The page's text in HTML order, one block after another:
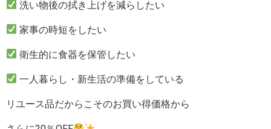
洗い物後の拭き上げを減らしたい
家事の時短をしたい
衛生的に食器を保管したい
一人暮らし・新生活の準備をしている
リユース品だからこそのお買い得価格から